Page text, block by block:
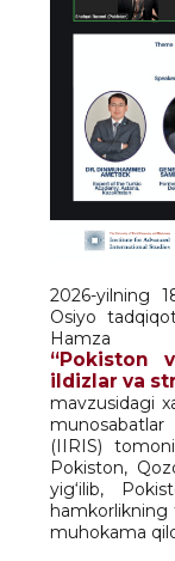
2026-yilning
Osiyo
“Pokiston
ildizlar va
mavzusidagi
(IIRIS)
Pokiston,
yig‘ilib,
hamkorlikning
muhokama